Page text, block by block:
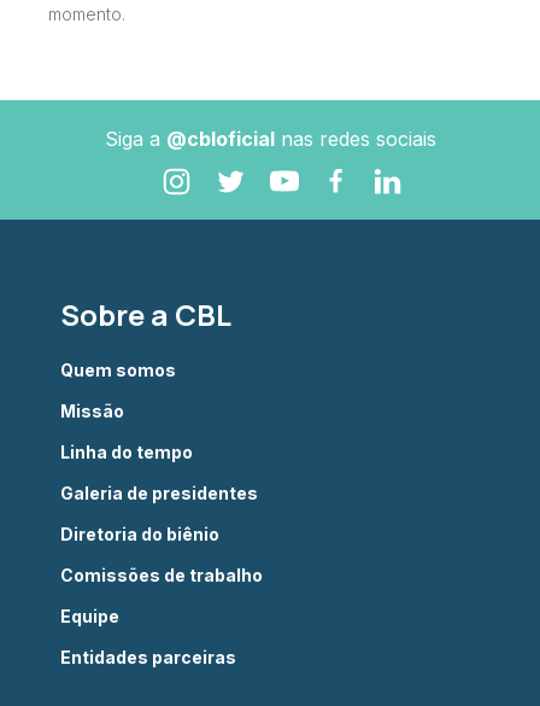
momento.
Siga a @cbloficialnas redes sociais
Sobre a CBL
Quem somos
Missão
Linha do tempo
Galeria de presidentes
Diretoria do biênio
Comissões de trabalho
Equipe
Entidades parceiras